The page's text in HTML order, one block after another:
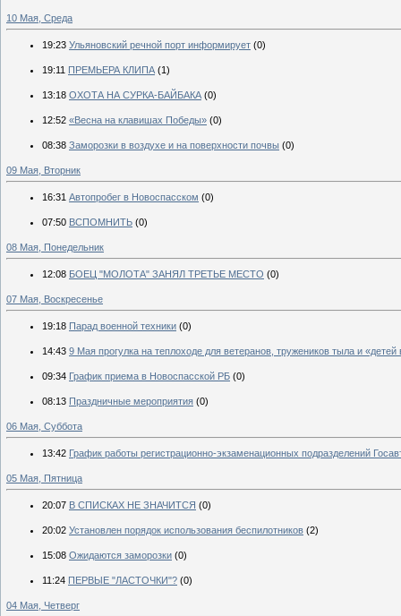
10 Мая, Среда
19:23 Ульяновский речной порт информирует (0)
19:11 ПРЕМЬЕРА КЛИПА (1)
13:18 ОХОТА НА СУРКА-БАЙБАКА (0)
12:52 «Весна на клавишах Победы» (0)
08:38 Заморозки в воздухе и на поверхности почвы (0)
09 Мая, Вторник
16:31 Автопробег в Новоспасском (0)
07:50 ВСПОМНИТЬ (0)
08 Мая, Понедельник
12:08 БОЕЦ "МОЛОТА" ЗАНЯЛ ТРЕТЬЕ МЕСТО (0)
07 Мая, Воскресенье
19:18 Парад военной техники (0)
14:43 9 Мая прогулка на теплоходе для ветеранов, тружеников тыла и
09:34 График приема в Новоспасской РБ (0)
08:13 Праздничные мероприятия (0)
06 Мая, Суббота
13:42 График работы регистрационно-экзаменационных подразделений
05 Мая, Пятница
20:07 В СПИСКАХ НЕ ЗНАЧИТСЯ (0)
20:02 Установлен порядок использования беспилотников (2)
15:08 Ожидаются заморозки (0)
11:24 ПЕРВЫЕ "ЛАСТОЧКИ"? (0)
04 Мая, Четверг